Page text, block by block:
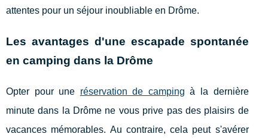
attentes pour un séjour inoubliable en Drôme.
Les avantages d'une escapade spontanée
en camping dans la Drôme
Opter pour une réservation de camping à la dernière
minute dans la Drôme ne vous prive pas des plaisirs de
vacances mémorables. Au contraire, cela peut s'avérer